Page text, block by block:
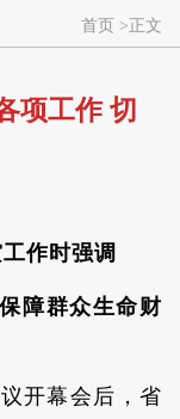
首页 > 正文
项工作 切
作时强调
障群众生命财
开幕会后，省